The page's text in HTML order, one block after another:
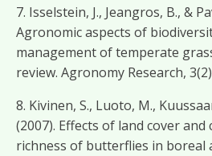
7. Isselstein, J., Jeangros, B., &
Agronomic aspects of
management of temperate
review. Agronomy Research,
8. Kivinen, S., Luoto, M.,
(2007). Effects of land cover and
richness of butterflies in boreal